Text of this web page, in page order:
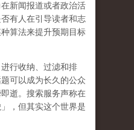
新闻报道或者政治活
有人在引导读者和志
算法来提升预期目标
行收纳、过滤和排
可以成为长久的公众
逝。搜索服务声称在
，但其实这个世界是